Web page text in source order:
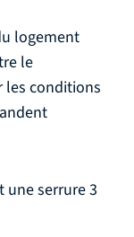
logement
le
les conditions
serrure 3